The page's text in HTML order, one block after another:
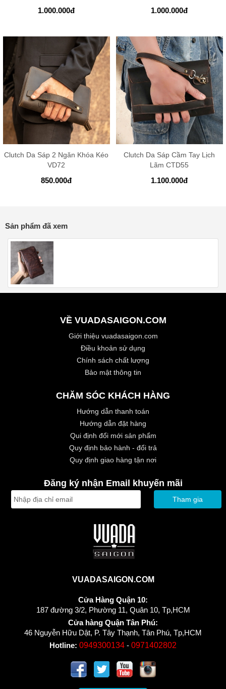
1.000.000đ 1.000.000đ
Clutch Da Sáp 2 Ngăn Khóa Kéo
VD72
850.000đ
Clutch Da Sáp Cầm Tay Lịch
Lãm CTD55
1.100.000đ
Sản phẩm đã xem
VỀ VUADASAIGON.COM
Giới thiệu vuadasaigon.com
Điều khoản sử dụng
Chính sách chất lượng
Bảo mật thông tin
CHĂM SÓC KHÁCH HÀNG
Hướng dẫn thanh toán
Hướng dẫn đặt hàng
Qui định đổi mới sản phẩm
Quy định bảo hành - đổi trả
Quy định giao hàng tận nơi
Đăng ký nhận Email khuyến mãi
Tham gia
VUADASAIGON.COM
Cửa Hàng Quận 10:
187 đường 3/2, Phường 11, Quân 10, Tp,HCM
Cửa hàng Quận Tân Phú:
46 Nguyễn Hữu Dật, P. Tây Thạnh, Tân Phú, Tp,HCM
Hotline: 0949300134 - 0971402802